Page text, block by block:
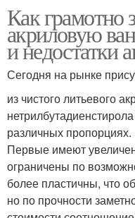
Как грамотно
акриловую
и недостатки
Сегодня на рынке
из чистого литьевого
различных пропорциях.
Первые имеют
ограничены по
более пластичны, что
но по прочности